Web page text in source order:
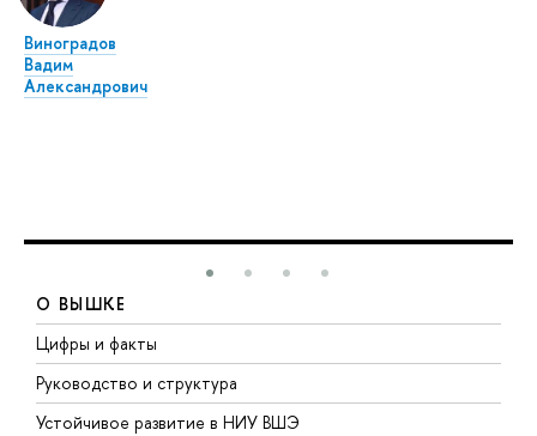
Виноградов
Вадим
Александрович
О ВЫШКЕ
Цифры и факты
Руководство и структура
Устойчивое развитие в НИУ ВШЭ